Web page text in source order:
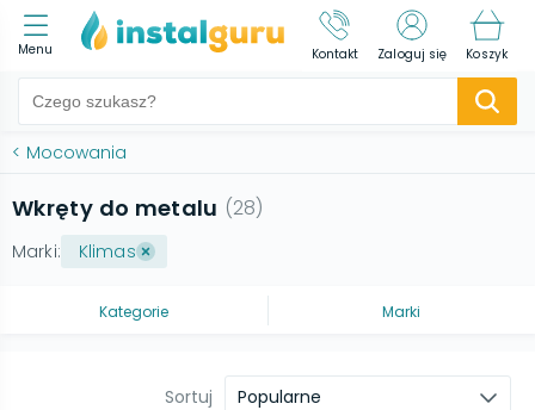
Menu Kontakt Zaloguj się Koszyk
< Mocowania
Wkręty do metalu (28)
Marki: Klimas
Kategorie Marki
Sortuj Popularne